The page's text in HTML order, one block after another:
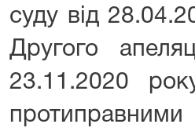
суду від
Другого
23.11.2020